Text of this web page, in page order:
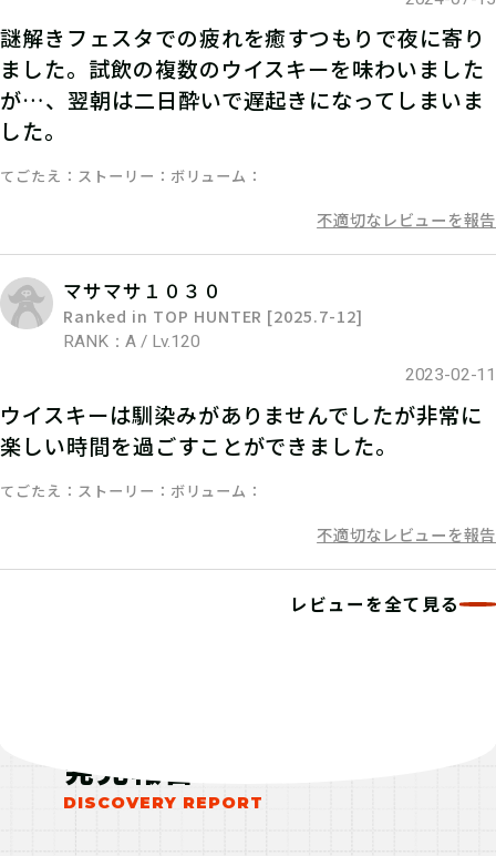
05ステップ5
スタッフの指示に従って、クエストミ
06ステップ6
クエストミッションをクリアして、発
謎解きフェスタでの疲れを癒すつもりで夜に寄り
ました。試飲の複数のウイスキーを味わいました
が…、翌朝は二日酔いで遅起きになってしまいま
した。
てごたえ ストーリー ボリューム
不適切なレビューを報告
マサマサ１０３０
Ranked in TOP HUNTER [2025.7-12]
RANK：A / Lv.120
2023-02-11
ウイスキーは馴染みがありませんでしたが非常に
楽しい時間を過ごすことができました。
てごたえ ストーリー ボリューム
不適切なレビューを報告
レビューを全て見る
発見報告